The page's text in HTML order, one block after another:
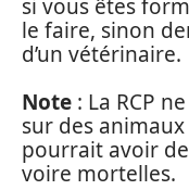
si vous êtes
le faire, sinon
d’un vétérinaire.
Note : La RCP
sur des
pourrait avoir
voire mortelles.